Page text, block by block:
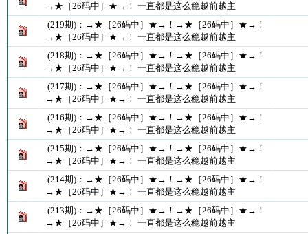
→★［26码中］★→！ 一直都是这么稳越前越主
(219期)：→★［26码中］★→！→★［26码中］★→！
→★［26码中］★→！ 一直都是这么稳越前越主
(218期)：→★［26码中］★→！→★［26码中］★→！
→★［26码中］★→！ 一直都是这么稳越前越主
(217期)：→★［26码中］★→！→★［26码中］★→！
→★［26码中］★→！ 一直都是这么稳越前越主
(216期)：→★［26码中］★→！→★［26码中］★→！
→★［26码中］★→！ 一直都是这么稳越前越主
(215期)：→★［26码中］★→！→★［26码中］★→！
→★［26码中］★→！ 一直都是这么稳越前越主
(214期)：→★［26码中］★→！→★［26码中］★→！
→★［26码中］★→！ 一直都是这么稳越前越主
(213期)：→★［26码中］★→！→★［26码中］★→！
→★［26码中］★→！ 一直都是这么稳越前越主